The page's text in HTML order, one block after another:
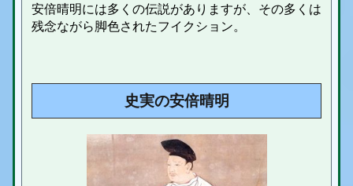
安倍晴明には多くの伝説がありますが、その多くは
残念ながら脚色されたフイクション。
史実の安倍晴明